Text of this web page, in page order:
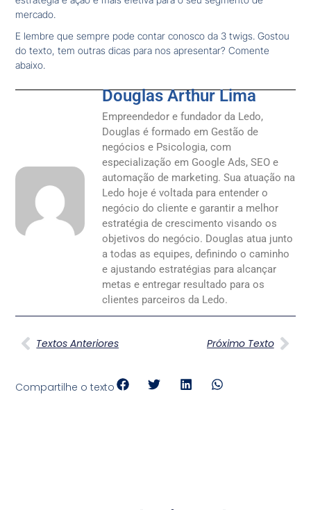
mercado.
E lembre que sempre pode contar conosco da 3 twigs. Gostou
do texto, tem outras dicas para nos apresentar? Comente
abaixo.
Douglas Arthur Lima
Empreendedor e fundador da Ledo,
Douglas é formado em Gestão de
negócios e Psicologia, com
especialização em Google Ads, SEO e
automação de marketing. Sua atuação na
Ledo hoje é voltada para entender o
negócio do cliente e garantir a melhor
estratégia de crescimento visando os
objetivos do negócio. Douglas atua junto
a todas as equipes, definindo o caminho
e ajustando estratégias para alcançar
metas e entregar resultado para os
clientes parceiros da Ledo.
Textos Anteriores Próximo Texto
Compartilhe o texto